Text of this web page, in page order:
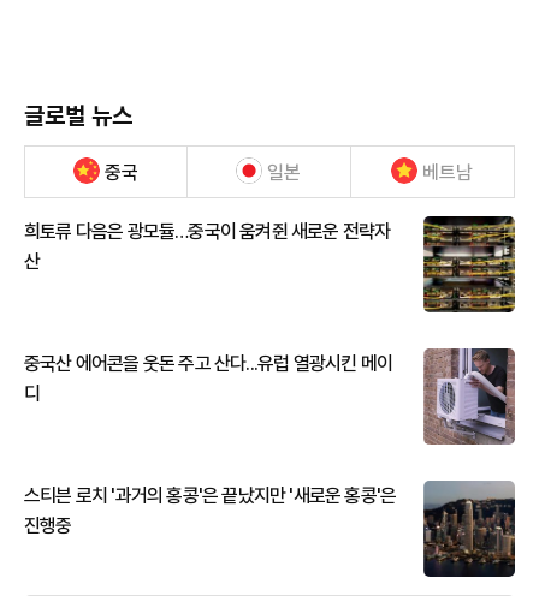
글로벌 뉴스
중국 일본 베트남
희토류 다음은 광모듈…중국이 움켜쥔 새로운 전략자
산
중국산 에어콘을 웃돈 주고 산다...유럽 열광시킨 메이
디
스티븐 로치 '과거의 홍콩'은 끝났지만 '새로운 홍콩'은
진행중